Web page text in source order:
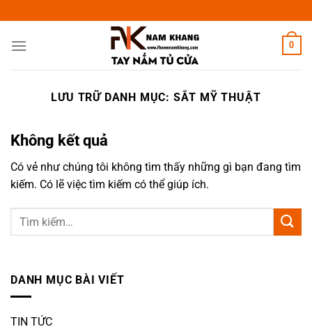
đến
nội
0
LƯU TRỮ DANH MỤC: SẮT MỸ THUẬT
Không kết quả
Có vẻ như chúng tôi không tìm thấy những gì bạn đang tìm
kiếm. Có lẽ việc tìm kiếm có thể giúp ích.
DANH MỤC BÀI VIẾT
TIN TỨC